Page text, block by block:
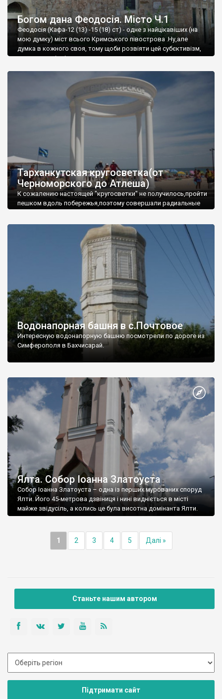
Богом дана Феодосія. Місто Ч.1
Феодосія (Кафа-12 (13) -15 (18) ст) - одне з найцікавіших (на
мою думку) міст всього Кримського півострова .Ну,але
думка в кожного своя, тому щоби розвіяти цей субєктивізм,
запрошую відвідати це
Тарханкутская кругосветка(от
Черноморского до Атлеша)
К сожалению настоящей "кругосветки" не получилось,пройти
пешком вдоль побережья,поэтому совершали радиальные
Водонапорная башня в с.Почтовое
Интересную водонапорную башню посмотрели по дороге из
Симферополя в Бахчисарай.
Ялта. Собор Іоанна Златоуста
Собор Іоанна Златоуста – одна із перших мурованих споруд
Ялти. Його 45-метрова дзвіниця і нині видніється в місті
майже звідусіль, а колись це була висотна домінанта Ялти.
1 2 3 4 5 Далі »
Станьте нашим автором
Підтримати сайт